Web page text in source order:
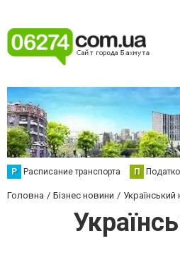
Р Расписание транспорта П
Головна Бізнес новини Український